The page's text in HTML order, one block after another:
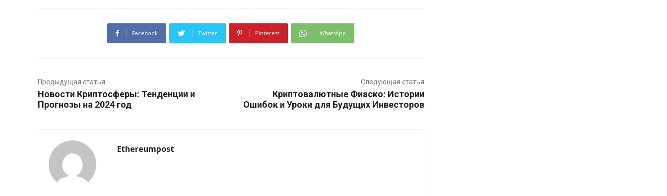
Facebook Twitter Pinterest WhatsApp
Предыдущая статья
Новости Криптосферы: Тенденции и
Прогнозы на 2024 год
Следующая статья
Криптовалютные Фиаско: Истории
Ошибок и Уроки для Будущих Инвесторов
Ethereumpost